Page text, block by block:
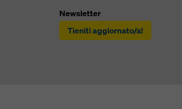
Newsletter
Tieniti aggiornato/a!